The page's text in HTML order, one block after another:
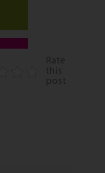
Rate
this
post